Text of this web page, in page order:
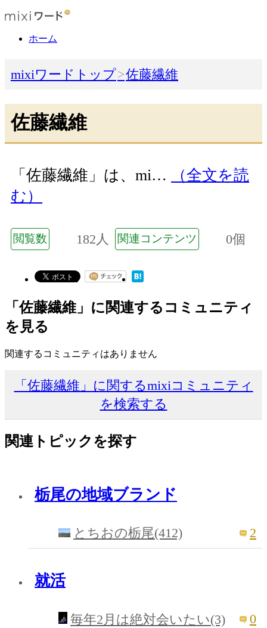
ホーム
mixiワードトップ 佐藤繊維
佐藤繊維
「佐藤繊維」は、mi…
（全文を読
む）
閲覧数 182人 関連コンテンツ 0個
「佐藤繊維」に関連するコミュニティ
を見る
関連するコミュニティはありません
「佐藤繊維」に関するmixiコミュニティ
を検索する
関連トピックを探す
栃尾の地域ブランド
とちおの栃尾(412) 2
就活
毎年2月は絶対会いたい(3) 0